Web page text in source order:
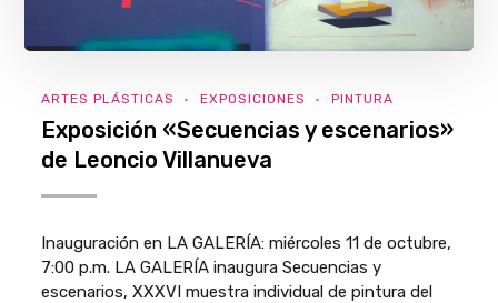
ARTES PLÁSTICAS EXPOSICIONES PINTURA
Exposición «Secuencias y escenarios»
de Leoncio Villanueva
Inauguración en LA GALERÍA: miércoles 11 de octubre,
7:00 p.m. LA GALERÍA inaugura Secuencias y
escenarios, XXXVI muestra individual de pintura del